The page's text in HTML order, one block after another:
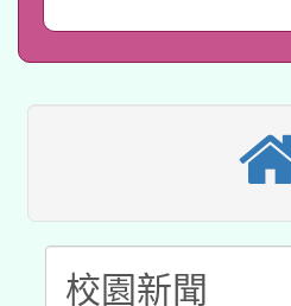
用水績優
動」
桃園市孔
開 智慧啟
2026年桃
招甄選結
招)
適應運動
暨閱讀推
科技賦能